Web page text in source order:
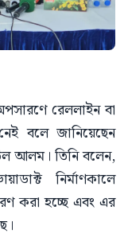
রেললাইন বা
বলে জানিয়েছেন
আলম। তিনি বলেন,
নির্মাণকালে
করা হচ্ছে এবং এর